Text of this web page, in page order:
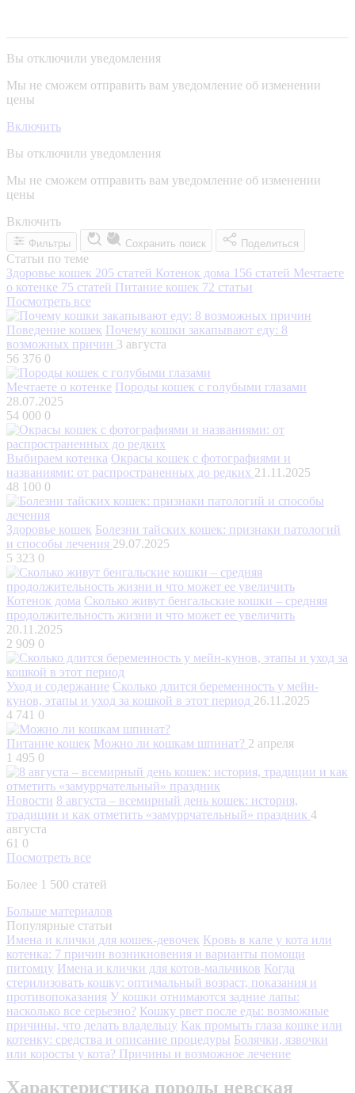
Вы отключили уведомления
Мы не сможем отправить вам уведомление об изменении
цены
Включить
Вы отключили уведомления
Мы не сможем отправить вам уведомление об изменении
цены
Включить
Фильтры Сохранить поиск Поделиться
Статьи по теме
Здоровье кошек 205 статей Котенок дома 156 статей Мечтаете
о котенке 75 статей Питание кошек 72 статьи
Посмотреть все
Поведение кошек Почему кошки закапывают еду: 8
возможных причин 3 августа
56 376 0
Мечтаете о котенке Породы кошек с голубыми глазами
28.07.2025
54 000 0
Выбираем котенка Окрасы кошек с фотографиями и
названиями: от распространенных до редких 21.11.2025
48 100 0
Здоровье кошек Болезни тайских кошек: признаки патологий
и способы лечения 29.07.2025
5 323 0
Котенок дома Сколько живут бенгальские кошки – средняя
продолжительность жизни и что может ее увеличить
20.11.2025
2 909 0
Уход и содержание Сколько длится беременность у мейн-
кунов, этапы и уход за кошкой в этот период 26.11.2025
4 741 0
Питание кошек Можно ли кошкам шпинат? 2 апреля
1 495 0
Новости 8 августа – всемирный день кошек: история,
традиции и как отметить «замуррчательный» праздник 4
августа
61 0
Посмотреть все
Более 1 500 статей
Больше материалов
Популярные статьи
Имена и клички для кошек-девочек Кровь в кале у кота или
котенка: 7 причин возникновения и варианты помощи
питомцу Имена и клички для котов-мальчиков Когда
стерилизовать кошку: оптимальный возраст, показания и
противопоказания У кошки отнимаются задние лапы:
насколько все серьезно? Кошку рвет после еды: возможные
причины, что делать владельцу Как промыть глаза кошке или
котенку: средства и описание процедуры Болячки, язвочки
или коросты у кота? Причины и возможное лечение
Характеристика породы невская